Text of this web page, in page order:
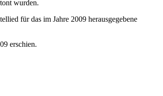
wurden.
für das im Jahre 2009 herausgegebene
erschien.